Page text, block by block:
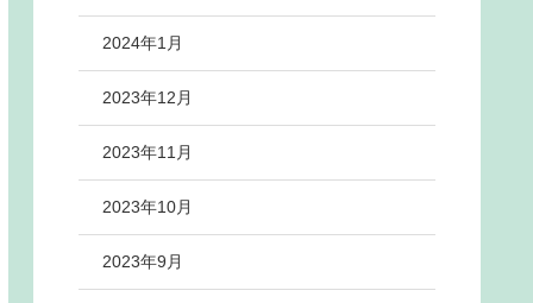
2024年1月
2023年12月
2023年11月
2023年10月
2023年9月